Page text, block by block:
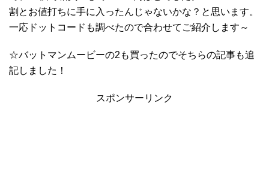
割とお値打ちに手に入ったんじゃないかな？と思います。
一応ドットコードも調べたので合わせてご紹介します～
☆バットマンムービーの2も買ったのでそちらの記事も追
記しました！
スポンサーリンク